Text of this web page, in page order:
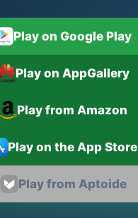
Play on Google Play
Play on AppGallery
Play from Amazon
Play on the App Store
Play from Aptoide